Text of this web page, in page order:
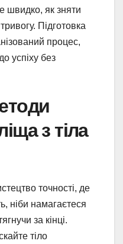
швидко, як зняти
Підготовка
процес,
успіху без
з тіла
точності, де
ніби намагаєтеся
за кінці.
тіло